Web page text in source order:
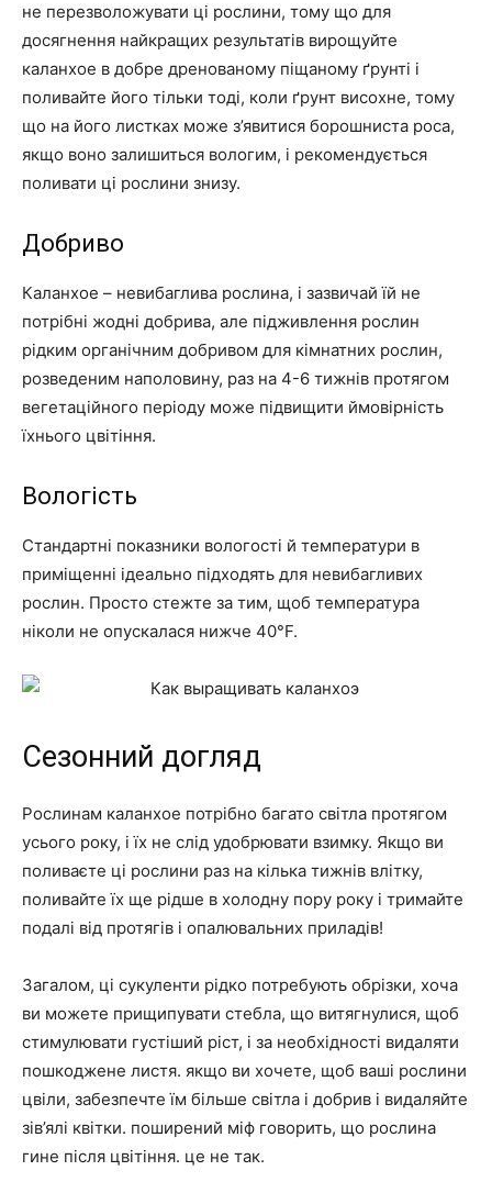
не перезволожувати ці рослини, тому що для
досягнення найкращих результатів вирощуйте
каланхое в добре дренованому піщаному ґрунті і
поливайте його тільки тоді, коли ґрунт висохне, тому
що на його листках може з’явитися борошниста роса,
якщо воно залишиться вологим, і рекомендується
поливати ці рослини знизу.
Добриво
Каланхое – невибаглива рослина, і зазвичай їй не
потрібні жодні добрива, але підживлення рослин
рідким органічним добривом для кімнатних рослин,
розведеним наполовину, раз на 4-6 тижнів протягом
вегетаційного періоду може підвищити ймовірність
їхнього цвітіння.
Вологість
Стандартні показники вологості й температури в
приміщенні ідеально підходять для невибагливих
рослин. Просто стежте за тим, щоб температура
ніколи не опускалася нижче 40°F.
Сезонний догляд
Рослинам каланхое потрібно багато світла протягом
усього року, і їх не слід удобрювати взимку. Якщо ви
поливаєте ці рослини раз на кілька тижнів влітку,
поливайте їх ще рідше в холодну пору року і тримайте
подалі від протягів і опалювальних приладів!
Загалом, ці сукуленти рідко потребують обрізки, хоча
ви можете прищипувати стебла, що витягнулися, щоб
стимулювати густіший ріст, і за необхідності видаляти
пошкоджене листя. якщо ви хочете, щоб ваші рослини
цвіли, забезпечте їм більше світла і добрив і видаляйте
зів’ялі квітки. поширений міф говорить, що рослина
гине після цвітіння. це не так.